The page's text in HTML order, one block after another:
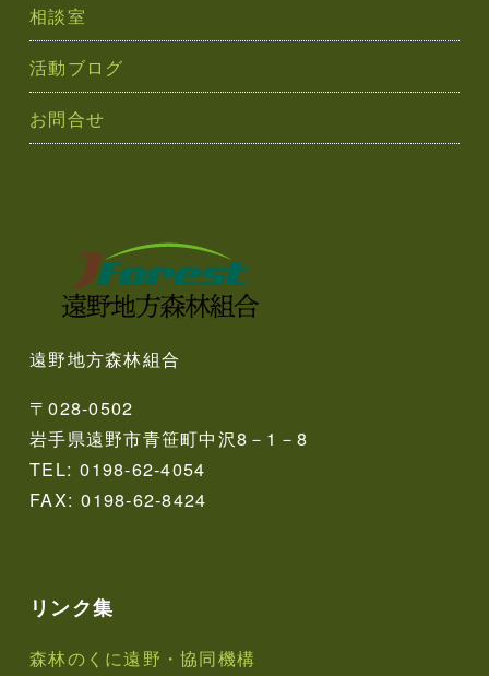
相談室
活動ブログ
お問合せ
遠野地方森林組合
〒028-0502
岩手県遠野市青笹町中沢8－1－8
TEL: 0198-62-4054
FAX: 0198-62-8424
リンク集
森林のくに遠野・協同機構